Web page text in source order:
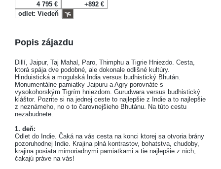
4 795 €
+892 €
odlet: Viedeň
Popis zájazdu
Dillí, Jaipur, Taj Mahal, Paro, Thimphu a Tigrie Hniezdo. Cesta,
ktorá spája dve podobné, ale dokonale odlišné kultúry.
Hinduistická a mogulská India versus budhistický Bhután.
Monumentálne pamiatky Jaipuru a Agry porovnáte s
vysokohorským Tigrím hniezdom. Gurudwara versus budhistický
kláštor. Pozrite si na jednej ceste to najlepšie z Indie a to najlepšie
z neznámeho, no o to čarovnejšieho Bhutánu. Na túto cestu
nezabudnete.
1. deň:
Odlet do Indie. Čaká na vás cesta na konci ktorej sa otvoria brány
pozoruhodnej Indie. Krajina plná kontrastov, bohatstva, chudoby,
krajina posiata mimoriadnymi pamiatkami a tie najlepšie z nich,
čakajú práve na vás!